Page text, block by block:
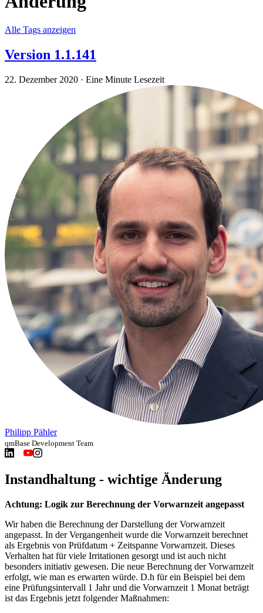
Alle Tags anzeigen
Version 1.1.141
22. Dezember 2020 · Eine Minute Lesezeit
Philipp Pähler
qmBase Development Team
Instandhaltung - wichtige Änderung
Achtung: Logik zur Berechnung der Vorwarnzeit angepasst
Wir haben die Berechnung der Darstellung der Vorwarnzeit
angepasst. In der Vergangenheit wurde die Vorwarnzeit berechnet
als Ergebnis von Prüfdatum + Zeitspanne Vorwarnzeit. Dieses
Verhalten hat für viele Irritationen gesorgt und ist auch nicht
besonders initiativ gewesen. Die neue Berechnung der Vorwarnzeit
erfolgt, wie man es erwarten würde. D.h für ein Beispiel bei dem
eine Prüfungsintervall 1 Jahr und die Vorwarnzeit 1 Monat beträgt
ist das Ergebnis jetzt folgender Maßnahmen: